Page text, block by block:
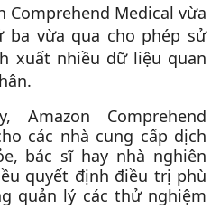
Comprehend Medical vừa
vừa qua cho phép sử
xuất nhiều dữ liệu quan
Comprehend
các nhà cung cấp dịch
bác sĩ hay nhà nghiên
quyết định điều trị phù
quản lý các thử nghiệm